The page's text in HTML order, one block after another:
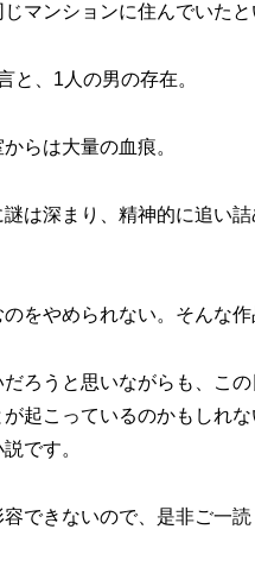
マンションに住んでいたと
と、1人の男の存在。
らは大量の血痕。
は深まり、精神的に追い詰
をやめられない。そんな作
ろうと思いながらも、この
起こっているのかもしれな
です。
できないので、是非ご一読